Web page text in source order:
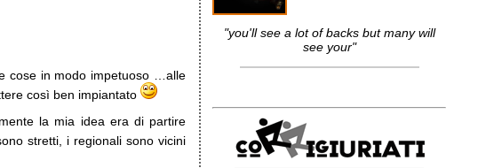
cose in modo impetuoso …alle
così ben impiantato
la mia idea era di partire
stretti, i regionali sono vicini
"you'll see a lot of backs but many will
see your"